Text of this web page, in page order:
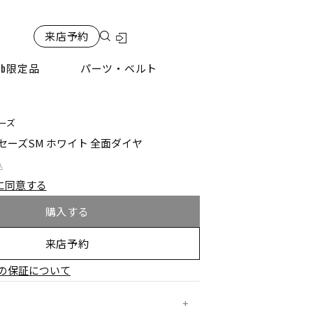
来店予約
限定品 パーツ・ベルト
ズ
ーズSM ホワイト 全面ダイヤ
同意する
購入する
来店予約
保証について